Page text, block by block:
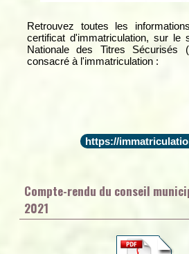
Retrouvez toutes les
certificat d'immatriculation, sur le
Nationale des Titres Sécurisés
consacré à l'immatriculation :
https://
Compte-rendu du conseil
2021